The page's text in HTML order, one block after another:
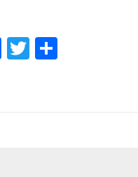
Facebook
Twitter
Share